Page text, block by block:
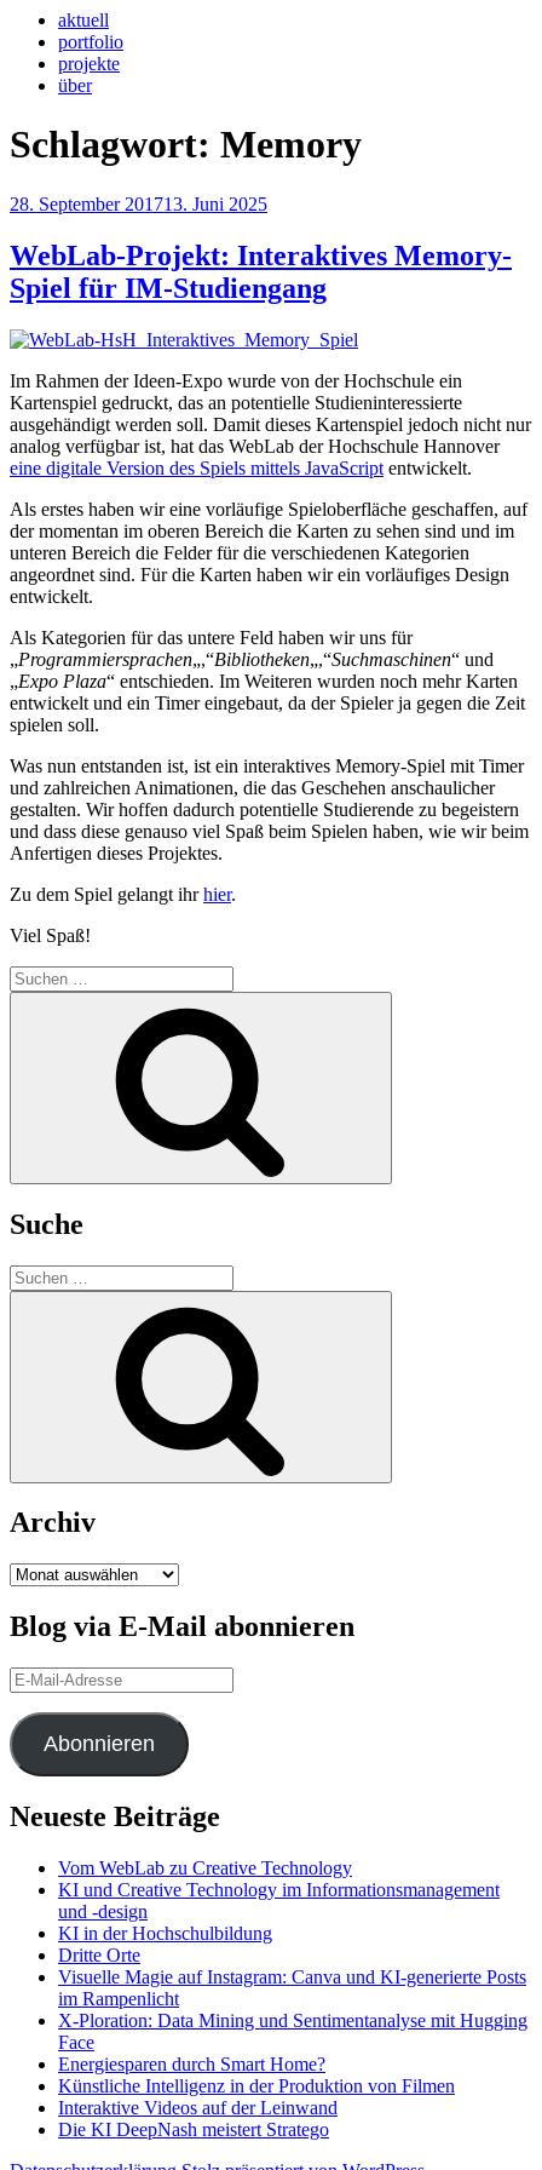
aktuell
portfolio
projekte
über
Schlagwort: Memory
Veröffentlicht
28. September 201713. Juni 2025
WebLab-Projekt: Interaktives Memory-
Spiel für IM-Studiengang
Im Rahmen der Ideen-Expo wurde von der Hochschule ein
Kartenspiel gedruckt, das an potentielle Studieninteressierte
ausgehändigt werden soll. Damit dieses Kartenspiel jedoch nicht nur
analog verfügbar ist, hat das WebLab der Hochschule Hannover
eine digitale Version des Spiels mittels JavaScript entwickelt.
Als erstes haben wir eine vorläufige Spieloberfläche geschaffen, auf
der momentan im oberen Bereich die Karten zu sehen sind und im
unteren Bereich die Felder für die verschiedenen Kategorien
angeordnet sind. Für die Karten haben wir ein vorläufiges Design
entwickelt.
Als Kategorien für das untere Feld haben wir uns für
„Programmiersprachen„,“Bibliotheken„,“Suchmaschinen“ und
„Expo Plaza“ entschieden. Im Weiteren wurden noch mehr Karten
entwickelt und ein Timer eingebaut, da der Spieler ja gegen die Zeit
spielen soll.
Was nun entstanden ist, ist ein interaktives Memory-Spiel mit Timer
und zahlreichen Animationen, die das Geschehen anschaulicher
gestalten. Wir hoffen dadurch potentielle Studierende zu begeistern
und dass diese genauso viel Spaß beim Spielen haben, wie wir beim
Anfertigen dieses Projektes.
Zu dem Spiel gelangt ihrhier.
Viel Spaß!
Suchen
nach:
Suche
Suchen
nach:
Archiv
Archiv
Blog via E-Mail abonnieren
E-
Mail-
Adresse
Abonnieren
Neueste Beiträge
Vom WebLab zu Creative Technology
KI und Creative Technology im Informationsmanagement
und -design
KI in der Hochschulbildung
Dritte Orte
Visuelle Magie auf Instagram: Canva und KI-generierte Posts
im Rampenlicht
X-Ploration: Data Mining und Sentimentanalyse mit Hugging
Face
Energiesparen durch Smart Home?
Künstliche Intelligenz in der Produktion von Filmen
Interaktive Videos auf der Leinwand
Die KI DeepNash meistert Stratego